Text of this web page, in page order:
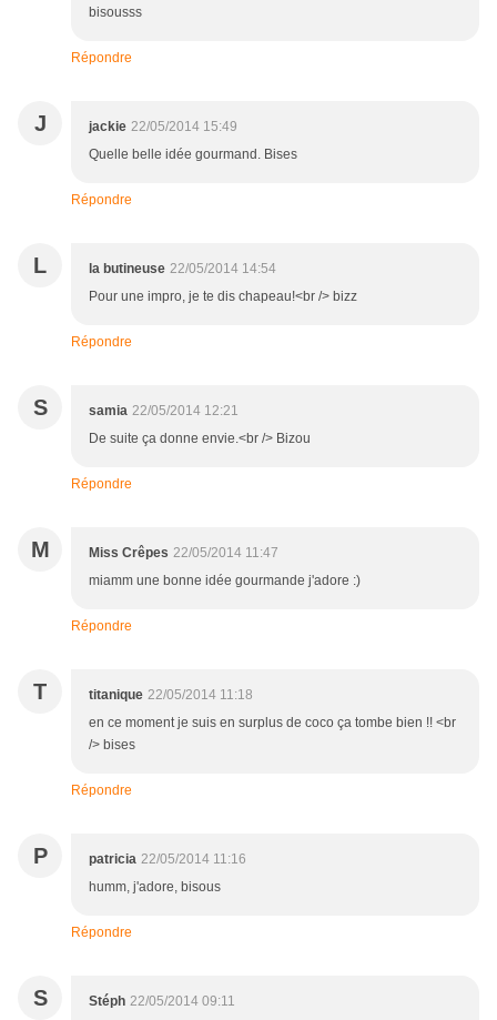
bisousss
Répondre
J jackie 22/05/2014 15:49
Quelle belle idée gourmand. Bises
Répondre
L la butineuse 22/05/2014 14:54
Pour une impro, je te dis chapeau!<br /> bizz
Répondre
S samia 22/05/2014 12:21
De suite ça donne envie.<br /> Bizou
Répondre
M Miss Crêpes 22/05/2014 11:47
miamm une bonne idée gourmande j'adore :)
Répondre
T titanique 22/05/2014 11:18
en ce moment je suis en surplus de coco ça tombe bien !! <br
/> bises
Répondre
P patricia 22/05/2014 11:16
humm, j'adore, bisous
Répondre
S Stéph 22/05/2014 09:11